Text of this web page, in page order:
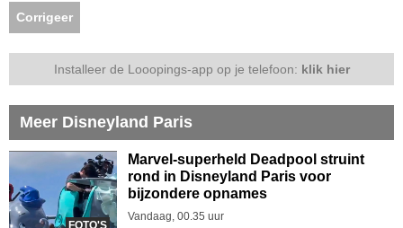
Corrigeer
Installeer de Looopings-app op je telefoon: klik hier
Meer Disneyland Paris
FOTO'S
Marvel-superheld Deadpool struint
rond in Disneyland Paris voor
bijzondere opnames
Vandaag, 00.35 uur